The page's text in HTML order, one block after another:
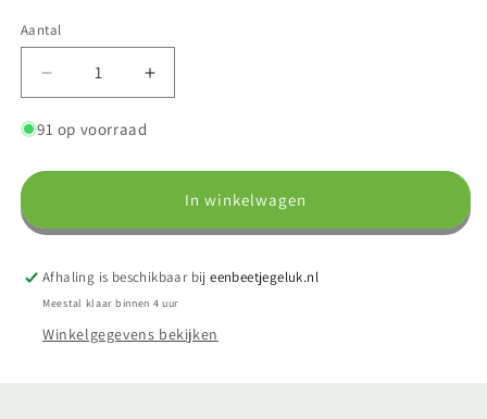
Aantal
Aantal
verlagen
voor
met
en
uitlegkaartje
Aantal
verhogen
met
amethist
en
uitlegkaartje
91 op voorraad
In winkelwagen
Afhaling is beschikbaar bijeenbeetjegeluk.nl
Meestal klaar binnen 4 uur
Winkelgegevens bekijken